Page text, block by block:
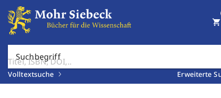
Suchbegriff
Volltextsuche Erweiterte
shopping_cart